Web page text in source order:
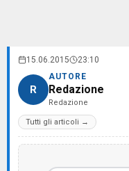
15.06.2015 23:10
R
AUTORE
Redazione
Redazione
Tutti gli articoli →